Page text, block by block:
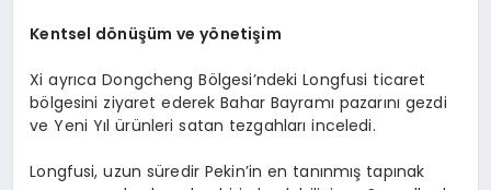
Kentsel dönüşüm ve yönetişim
Xi ayrıca Dongcheng Bölgesi’ndeki Longfusi ticaret
bölgesini ziyaret ederek Bahar Bayramı pazarını gezdi
ve Yeni Yıl ürünleri satan tezgahları inceledi.
Longfusi, uzun süredir Pekin’in en tanınmış tapınak